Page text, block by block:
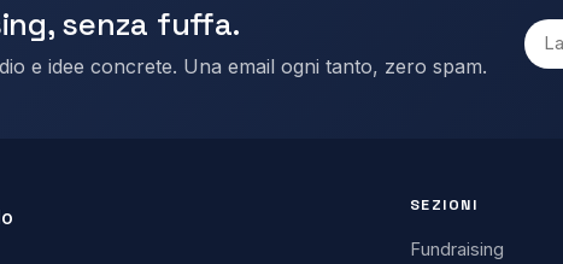
senza fuffa.
e idee concrete. Una email ogni tanto, zero spam.
SEZIONI
Fundraising